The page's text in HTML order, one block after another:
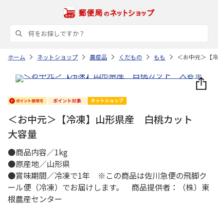
ホーム ネットショップ 農産品 くだもの もも ＜お中元＞【
＜お中元＞【冷凍】山形県産 白桃カット
大容量
●商品内容／1kg
●原産地／山形県
●賞味期間／冷凍で1年 ※この商品は佐川急便の飛脚ク
ール便（冷凍）でお届けします。 商品提供者：（株）東
根農産センター